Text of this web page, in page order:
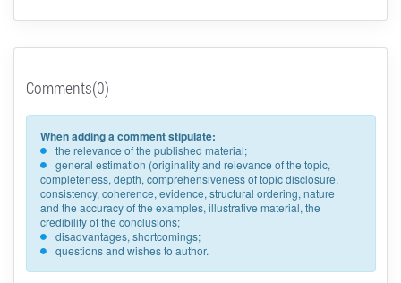
Comments(0)
When adding a comment stipulate:
the relevance of the published material;
general estimation (originality and relevance of the topic,
completeness, depth, comprehensiveness of topic disclosure,
consistency, coherence, evidence, structural ordering, nature
and the accuracy of the examples, illustrative material, the
credibility of the conclusions;
disadvantages, shortcomings;
questions and wishes to author.